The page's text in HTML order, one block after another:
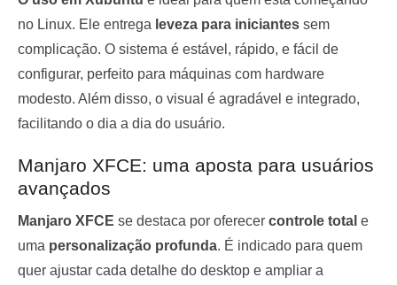
no Linux. Ele entrega leveza para iniciantes sem
complicação. O sistema é estável, rápido, e fácil de
configurar, perfeito para máquinas com hardware
modesto. Além disso, o visual é agradável e integrado,
facilitando o dia a dia do usuário.
Manjaro XFCE: uma aposta para usuários
avançados
Manjaro XFCE se destaca por oferecer controle total e
uma personalização profunda. É indicado para quem
quer ajustar cada detalhe do desktop e ampliar a